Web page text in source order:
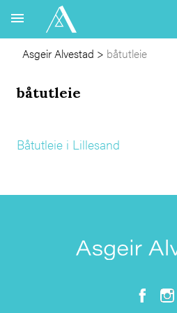
Asgeir Alvestad > båtutleie
båtutleie
Båtutleie i Lillesand